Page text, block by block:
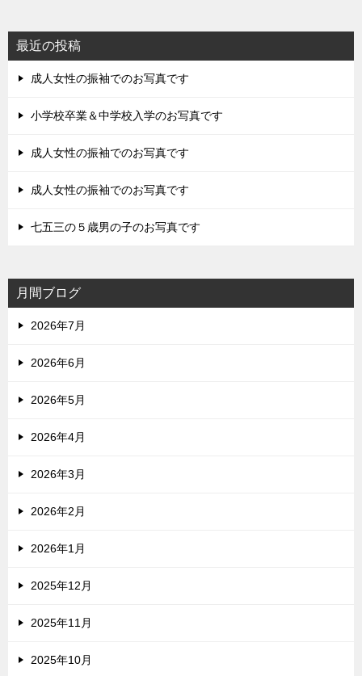
最近の投稿
成人女性の振袖でのお写真です
小学校卒業＆中学校入学のお写真です
成人女性の振袖でのお写真です
成人女性の振袖でのお写真です
七五三の５歳男の子のお写真です
月間ブログ
2026年7月
2026年6月
2026年5月
2026年4月
2026年3月
2026年2月
2026年1月
2025年12月
2025年11月
2025年10月